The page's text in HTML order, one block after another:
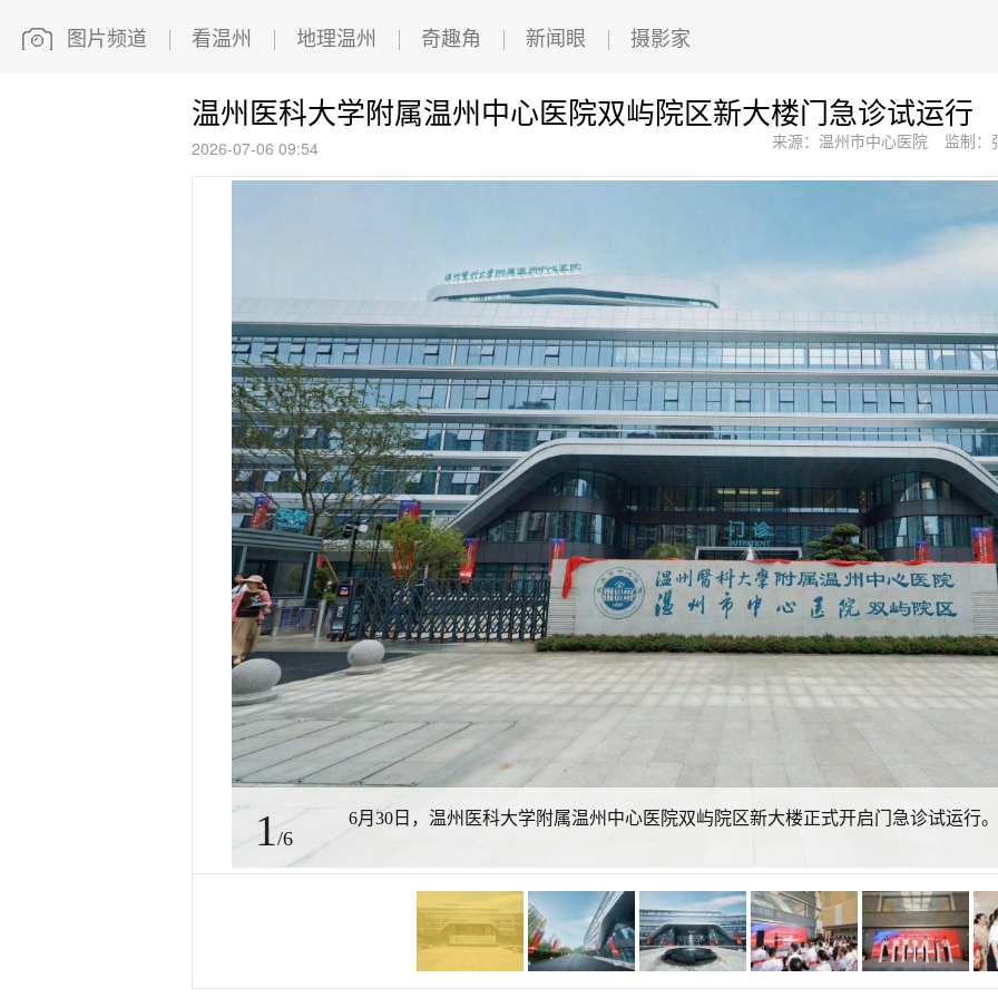
图片频道 看温州 地理温州 奇趣角 新闻眼 摄影家
温州医科大学附属温州中心医院双屿院区新大楼门急诊试运行
2026-07-06 09:54 来源：温州市中心医院 监制：
1/6
6月30日，温州医科大学附属温州中心医院双屿院区新大楼正式开启门急诊试运行。